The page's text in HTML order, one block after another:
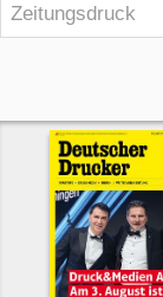
Zeitungsdruck